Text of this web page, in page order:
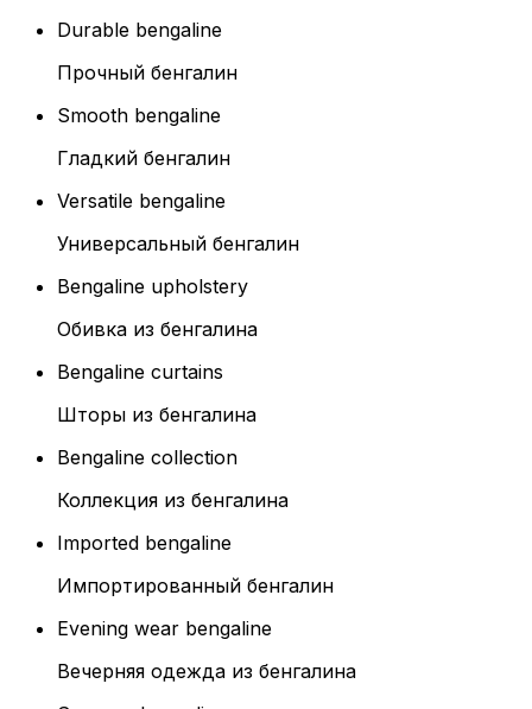
Durable bengaline
Прочный бенгалин
Smooth bengaline
Гладкий бенгалин
Versatile bengaline
Универсальный бенгалин
Bengaline upholstery
Обивка из бенгалина
Bengaline curtains
Шторы из бенгалина
Bengaline collection
Коллекция из бенгалина
Imported bengaline
Импортированный бенгалин
Evening wear bengaline
Вечерняя одежда из бенгалина